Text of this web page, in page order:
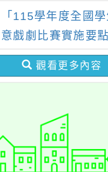
「115學年度全國學
意戲劇比賽實施要
修正內容對照表
觀看更多內容